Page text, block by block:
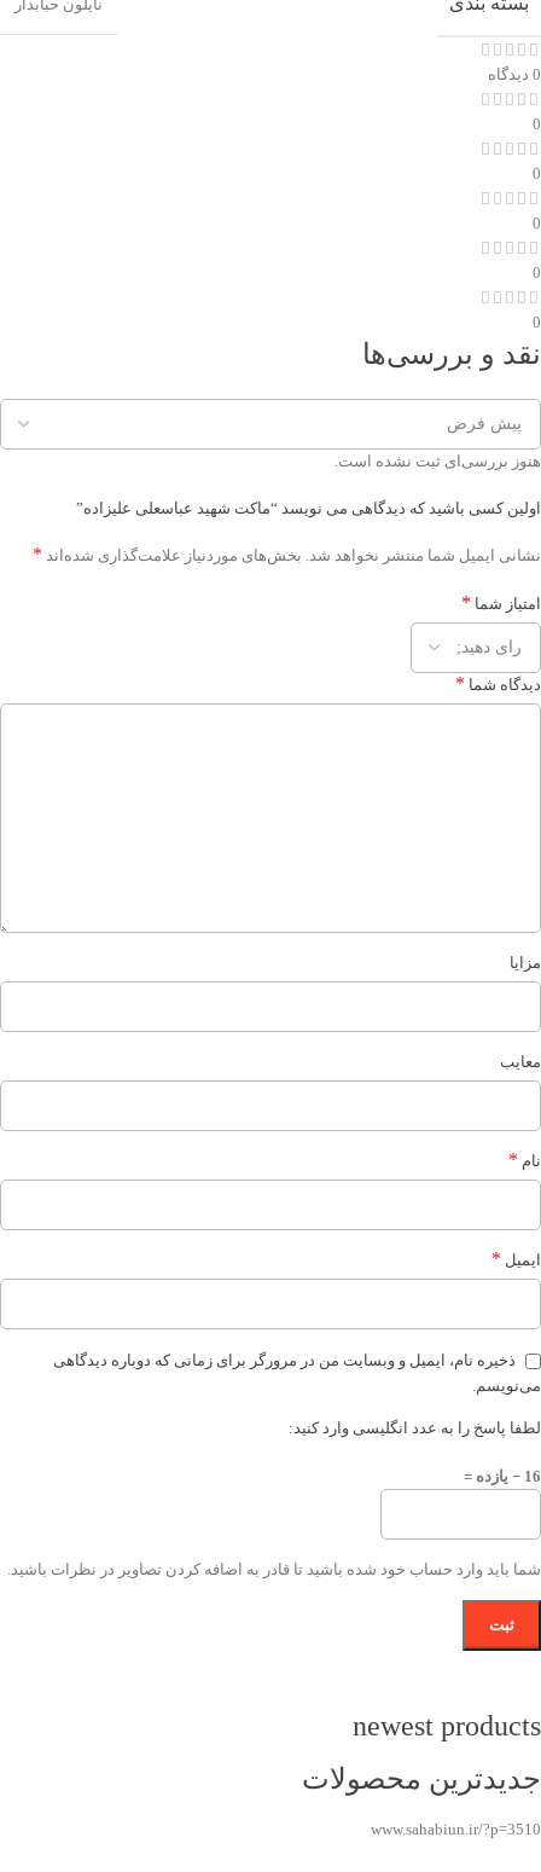
نایلون حبابدار
0 دیدگاه
0
0
0
0
0
نقد و بررسی‌ها
هنوز بررسی‌ای ثبت نشده است.
اولین کسی باشید که دیدگاهی می نویسد “ماکت شهید عباسعلی علیزاده”
نشانی ایمیل شما منتشر نخواهد شد. بخش‌های موردنیاز علامت‌گذاری شده‌اند *
امتیاز شما *
دیدگاه شما *
مزایا
معایب
نام *
ایمیل *
ذخیره نام، ایمیل و وبسایت من در مرورگر برای زمانی که دوباره دیدگاهی
می‌نویسم.
لطفا پاسخ را به عدد انگلیسی وارد کنید:
16 − یازده =
شما باید وارد حساب خود شده باشید تا قادر به اضافه کردن تصاویر در نظرات باشید.
newest products
جدیدترین محصولات
www.sahabiun.ir/?p=3510